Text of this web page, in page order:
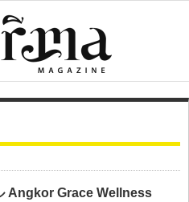
Angkor Grace Wellness